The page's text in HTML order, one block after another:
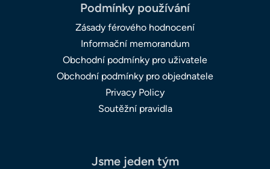
Podmínky používání
Zásady férového hodnocení
Informační memorandum
Obchodní podmínky pro uživatele
Obchodní podmínky pro objednatele
Privacy Policy
Soutěžní pravidla
Jsme jeden tým